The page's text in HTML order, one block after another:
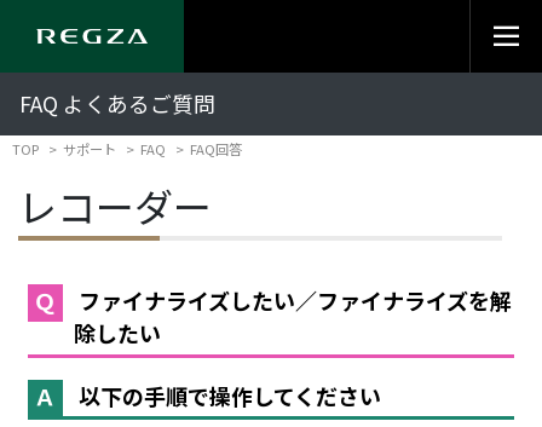
FAQ よくあるご質問
TOP サポート FAQ FAQ回答
レコーダー